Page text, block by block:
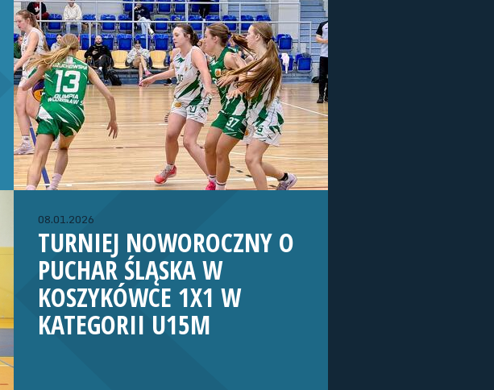
08.01.2026
TURNIEJ NOWOROCZNY O
PUCHAR ŚLĄSKA W
KOSZYKÓWCE 1X1 W
KATEGORII U15M